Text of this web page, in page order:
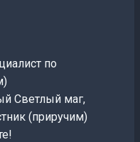
по
Светлый маг,
(приручим)